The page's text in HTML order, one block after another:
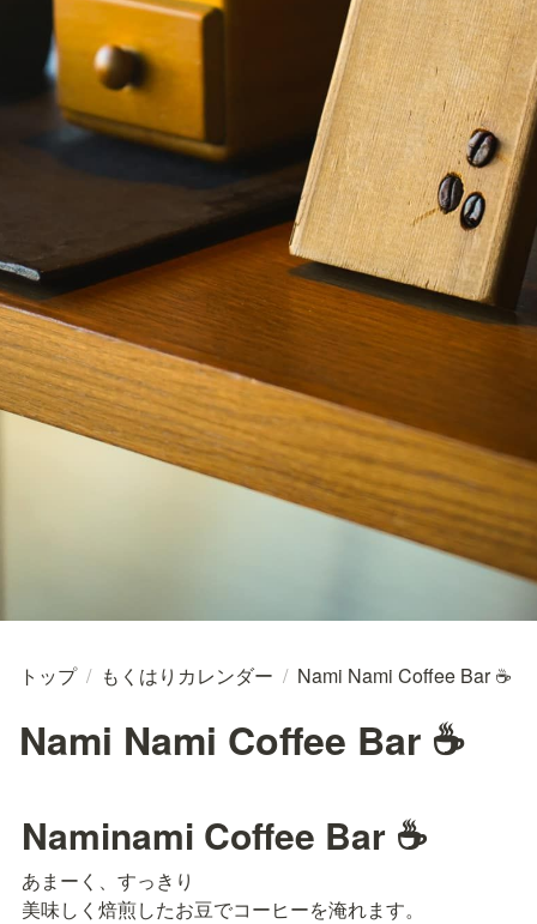
トップ / もくはりカレンダー / Nami Nami Coffee Bar ☕
Nami Nami Coffee Bar ☕
Naminami Coffee Bar ☕
あまーく、すっきり
美味しく焙煎したお豆でコーヒーを淹れます。